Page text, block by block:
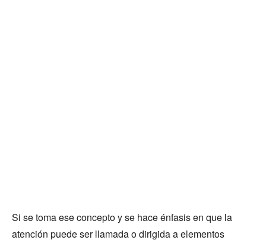
Si se toma ese concepto y se hace énfasis en que la
atención puede ser llamada o dirigida a elementos